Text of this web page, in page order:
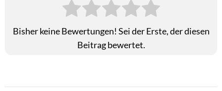
Bisher keine Bewertungen! Sei der Erste, der diesen
Beitrag bewertet.